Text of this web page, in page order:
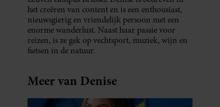
partners kunnen deze gegevens combineren met andere
informatie die u aan ze heeft verstrekt of die ze hebben
verzameld op basis van uw gebruik van hun services. U
gaat akkoord met onze cookies als u onze website blijft
het creëren van content en is een enthousiast,
nieuwsgierig en vriendelijk persoon met een
enorme wanderlust. Naast haar passie voor
reizen, is ze gek op vechtsport, muziek, wijn en
fietsen in de natuur.
Meer van Denise